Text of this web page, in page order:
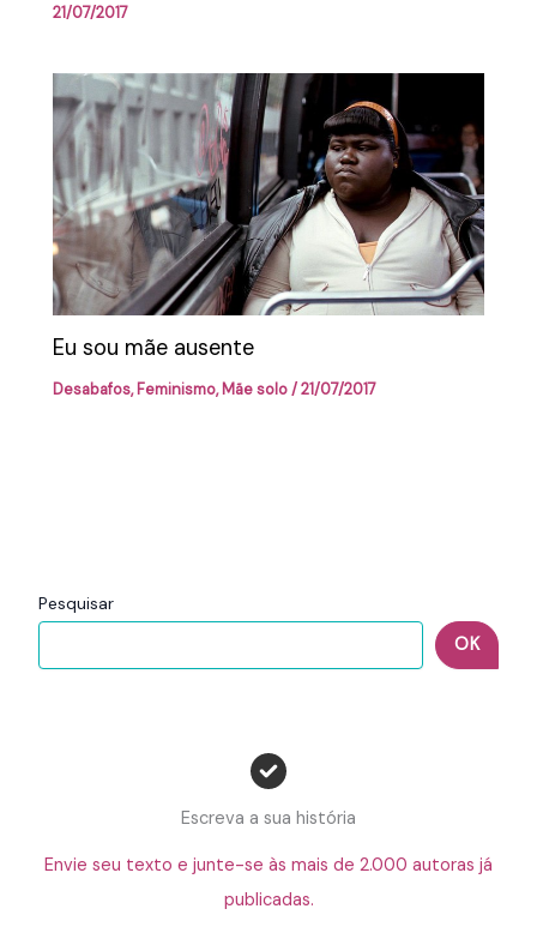
Pesquisar
OK
Escreva a sua história
Envie seu texto e junte-se às mais de 2.000 autoras já
publicadas.
21/07/2017
Eu sou mãe ausente
Desabafos,Feminismo,Mãe solo/21/07/2017